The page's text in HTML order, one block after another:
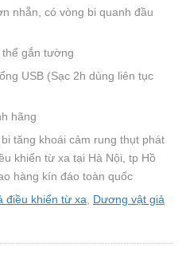
nhẵn, có vòng bi quanh đầu
gắn tường
USB (Sạc 2h dùng liên tục
hãng
tăng khoái cảm rung thụt phát
khiển từ xa tại Hà Nội, tp Hồ
hàng kín đáo toàn quốc
điều khiển từ xa
Dương vật giả